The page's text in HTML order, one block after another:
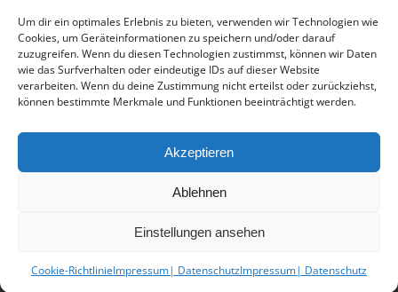
Um dir ein optimales Erlebnis zu bieten, verwenden wir Technologien wie
Cookies, um Geräteinformationen zu speichern und/oder darauf
zuzugreifen. Wenn du diesen Technologien zustimmst, können wir Daten
wie das Surfverhalten oder eindeutige IDs auf dieser Website
verarbeiten. Wenn du deine Zustimmung nicht erteilst oder zurückziehst,
können bestimmte Merkmale und Funktionen beeinträchtigt werden.
Akzeptieren
Ablehnen
Einstellungen ansehen
Cookie-RichtlinieImpressum| DatenschutzImpressum| Datenschutz
ÖFFNUNGSZEITEN
Mo. – Fr. 9.00 – 18.00 Uhr
Sa. 9.00 – 13.00 Uhr
Impressum| Datenschutz
Cookie-Richtlinie (EU)